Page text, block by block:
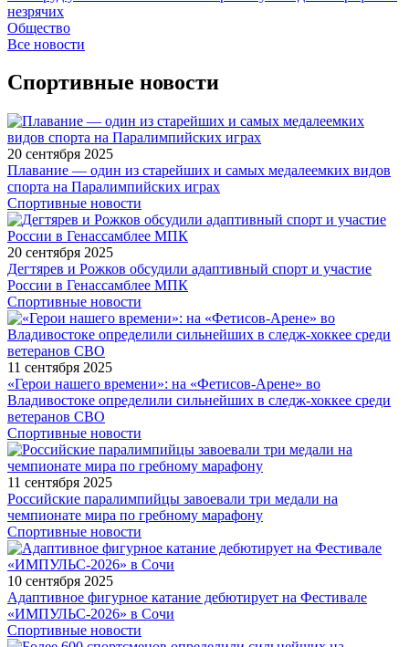
незрячих
Общество
Все новости
Спортивные новости
20 сентября 2025
Плавание — один из старейших и самых медалеемких видов
спорта на Паралимпийских играх
Спортивные новости
20 сентября 2025
Дегтярев и Рожков обсудили адаптивный спорт и участие
России в Генассамблее МПК
Спортивные новости
11 сентября 2025
«Герои нашего времени»: на «Фетисов-Арене» во
Владивостоке определили сильнейших в следж-хоккее среди
ветеранов СВО
Спортивные новости
11 сентября 2025
Российские паралимпийцы завоевали три медали на
чемпионате мира по гребному марафону
Спортивные новости
10 сентября 2025
Адаптивное фигурное катание дебютирует на Фестивале
«ИМПУЛЬС-2026» в Сочи
Спортивные новости